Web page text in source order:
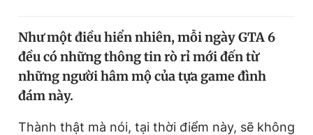
Chào ngày mới Tin 24h
Tin thị trường Tin 360
Video Magazine
Đăng xuất
Như một điều hiển nhiên, mỗi ngày GTA 6
đều có những thông tin rò rỉ mới đến từ
những người hâm mộ của tựa game đình
đám này.
Thành thật mà nói, tại thời điểm này, sẽ không